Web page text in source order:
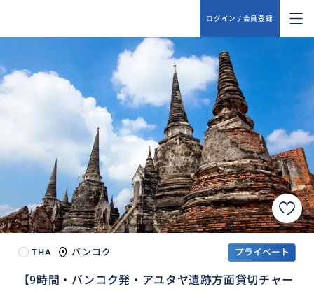
ログイン / 会員登録
THA バンコク プライベート
【9時間・バンコク発・アユタヤ遺跡方面貸切チャー